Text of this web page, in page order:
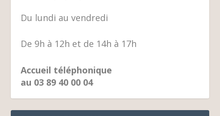
Du lundi au vendredi
De 9h à 12h et de 14h à 17h
Accueil téléphonique
au 03 89 40 00 04